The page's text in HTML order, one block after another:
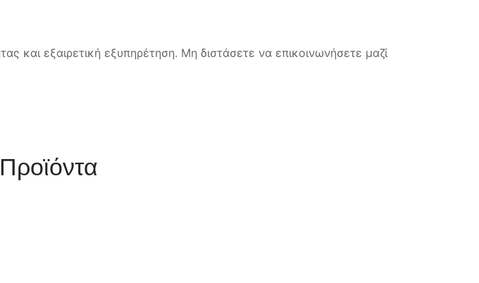
εξαιρετική εξυπηρέτηση. Μη διστάσετε να επικοινωνήσετε μαζί